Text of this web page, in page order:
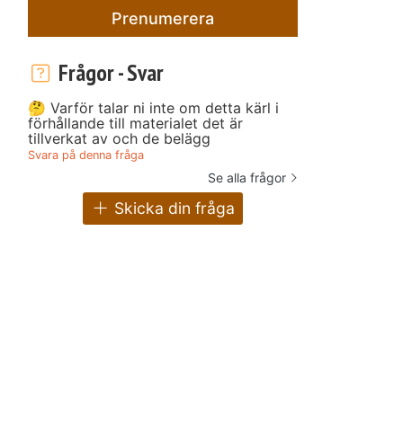
Prenumerera
Frågor - Svar
🤔 Varför talar ni inte om detta kärl i
förhållande till materialet det är
tillverkat av och de belägg
Svara på denna fråga
Se alla frågor
Skicka din fråga